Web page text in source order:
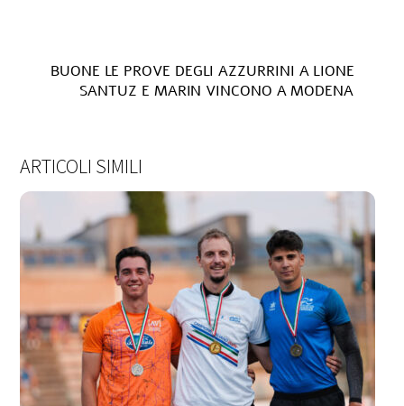
BUONE LE PROVE DEGLI AZZURRINI A LIONE
SANTUZ E MARIN VINCONO A MODENA
ARTICOLI SIMILI